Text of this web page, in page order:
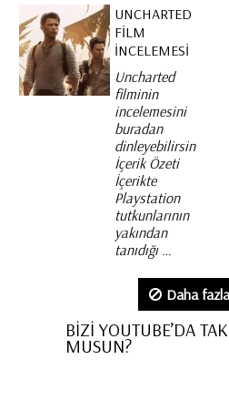
UNCHARTED
FILM
İNCELEMESI
Uncharted
filminin
incelemesini
buradan
dinleyebilirsiniz.
İçerik Özeti
İçerikte
Playstation
tutkunlarının
yakından
tanıdığı …
Daha
BİZİ YOUTUBE’DA
MUSUN?